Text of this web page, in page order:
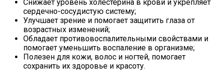
Снижает уровень холестерина в крови и укрепляет
сердечно-сосудистую систему;
Улучшает зрение и помогает защитить глаза от
возрастных изменений;
Обладает противовоспалительными свойствами и
помогает уменьшить воспаление в организме;
Полезен для кожи, волос и ногтей, помогает
сохранить их здоровье и красоту.